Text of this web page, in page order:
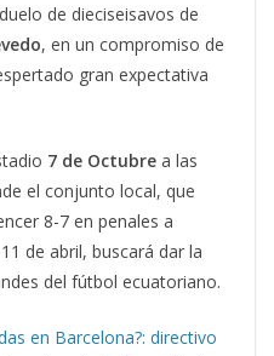
de dieciseisavos de
, en un compromiso de
gran expectativa
7 de Octubre a las
el conjunto local, que
8-7 en penales a
de abril, buscará dar la
del fútbol ecuatoriano.
en Barcelona?: directivo